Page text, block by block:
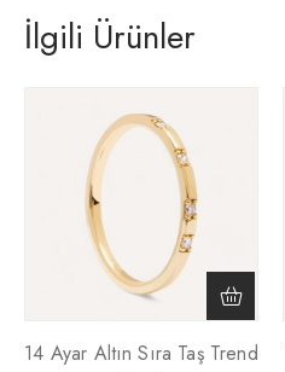
İlgili Ürünler
14 Ayar Altın Sıra Taş Trend